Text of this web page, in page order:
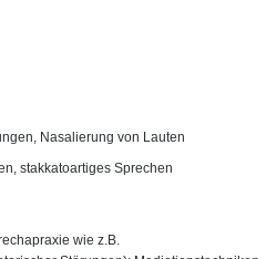
Nasalierung von Lauten
stakkatoartiges Sprechen
wie z.B.